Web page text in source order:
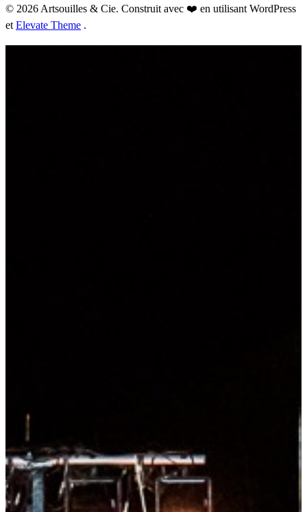
© 2026 Artsouilles & Cie. Construit avec ❤️ en utilisant WordPress
et Elevate Theme .